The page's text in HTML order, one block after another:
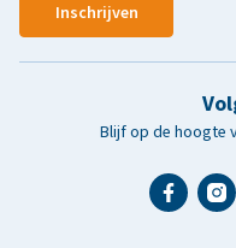
Inschrijven
Blijf op de hoogte